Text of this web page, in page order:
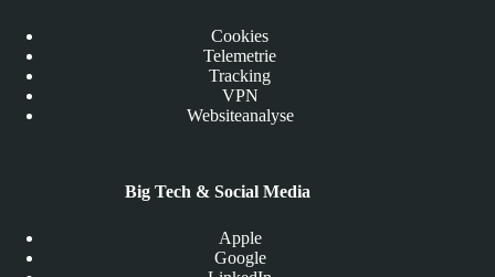
Cookies
Telemetrie
Tracking
VPN
Websiteanalyse
Big Tech & Social Media
Apple
Google